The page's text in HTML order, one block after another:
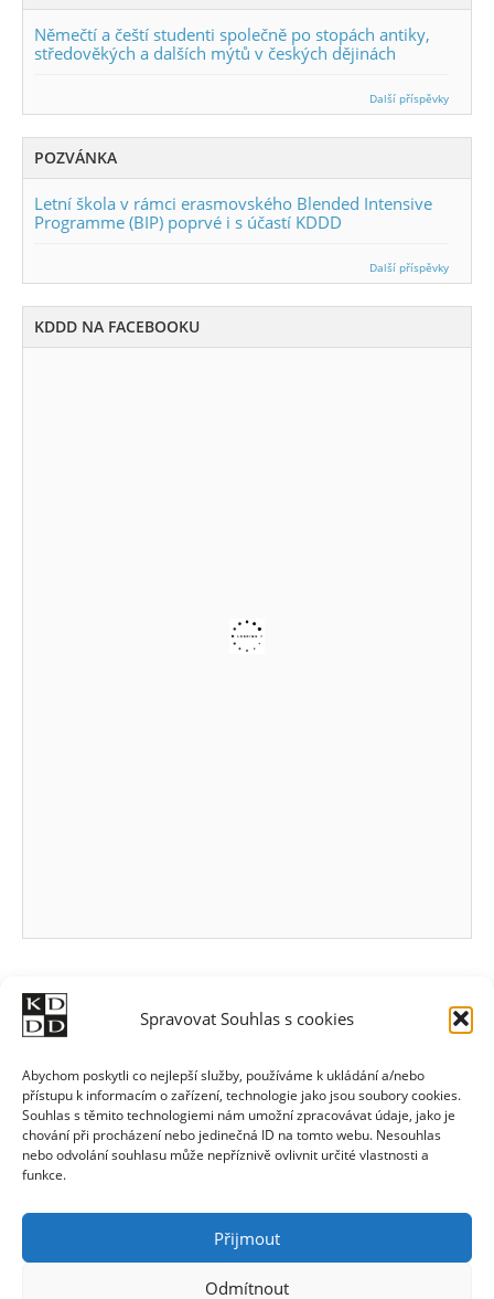
Spravovat Souhlas s cookies
Abychom poskytli co nejlepší služby, používáme k ukládání a/nebo
přístupu k informacím o zařízení, technologie jako jsou soubory cookies.
Souhlas s těmito technologiemi nám umožní zpracovávat údaje, jako je
chování při procházení nebo jedinečná ID na tomto webu. Nesouhlas
nebo odvolání souhlasu může nepříznivě ovlivnit určité vlastnosti a
funkce.
Přijmout
Odmítnout
Němečtí a čeští studenti společně po stopách antiky,
středověkých a dalších mýtů v českých dějinách
Další příspěvky
POZVÁNKA
Letní škola v rámci erasmovského Blended Intensive
Programme (BIP) poprvé i s účastí KDDD
Další příspěvky
KDDD NA FACEBOOKU